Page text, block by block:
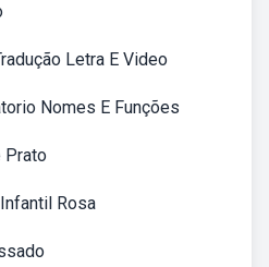
Letra E Video
Nomes E Funções
Prato
Rosa